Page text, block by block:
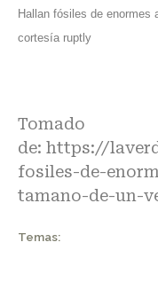
Hallan fósiles de enormes
cortesía ruptly
Tomado
de: https://
fosiles-de-
tamano-de-un-
Temas: